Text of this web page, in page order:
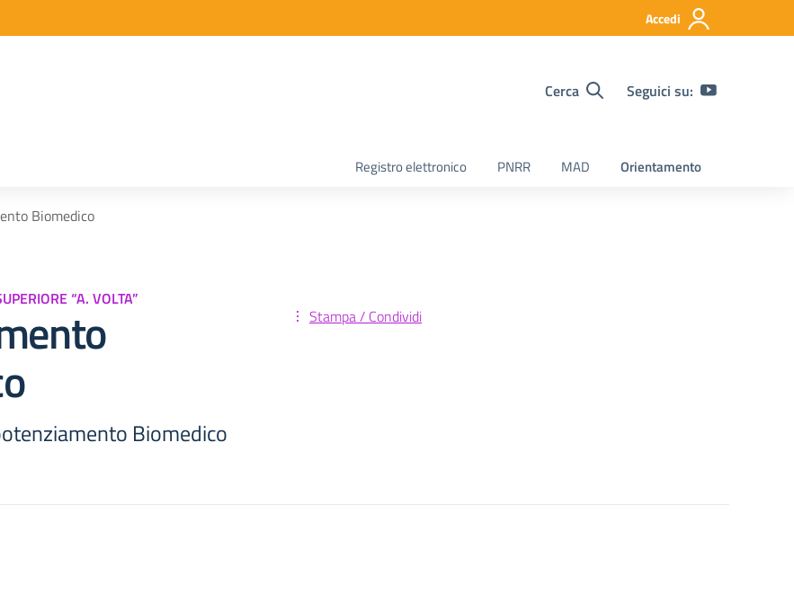
Accedi
Cerca Seguici su:
Registro elettronico PNRR MAD Orientamento
Biomedico
“A. VOLTA”
Biomedico
Stampa / Condividi